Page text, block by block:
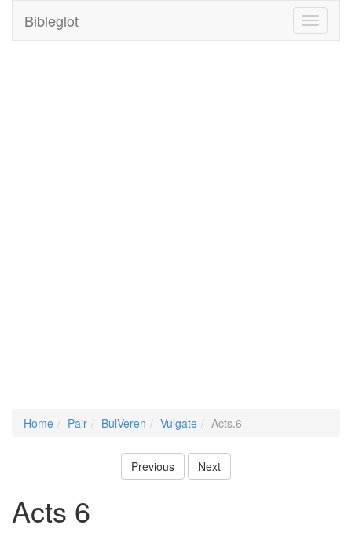
Toggle
Bibleglot
Home Pair BulVeren Vulgate Acts.6
Previous Next
Acts 6